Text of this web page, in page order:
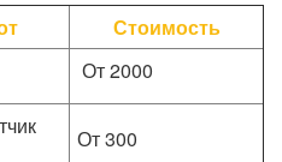
Стоимость
От 2000
От 300